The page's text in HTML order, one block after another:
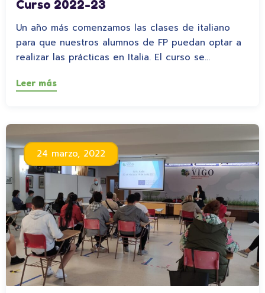
Curso 2022-23
Un año más comenzamos las clases de italiano
para que nuestros alumnos de FP puedan optar a
realizar las prácticas en Italia. El curso se…
Leer más
24 marzo, 2022